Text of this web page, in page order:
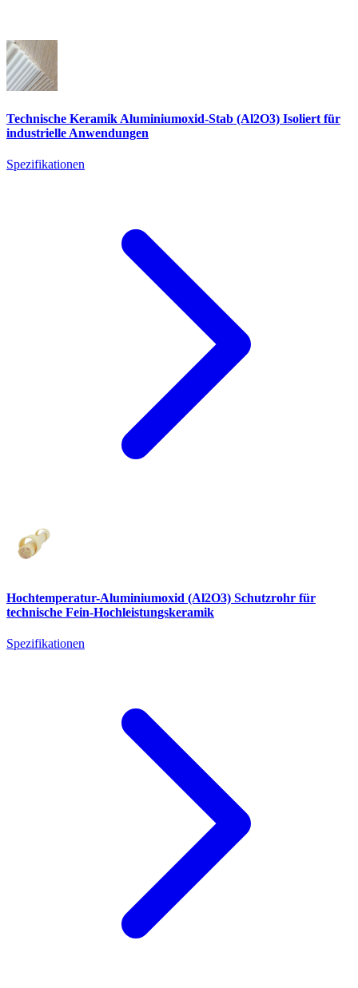
Technische Keramik Aluminiumoxid-Stab (Al2O3) Isoliert für
industrielle Anwendungen
Spezifikationen
Hochtemperatur-Aluminiumoxid (Al2O3) Schutzrohr für
technische Fein-Hochleistungskeramik
Spezifikationen